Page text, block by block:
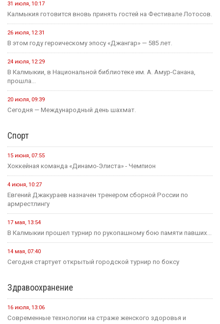
31 июля, 10:17
Калмыкия готовится вновь принять гостей на Фестивале Лотосов.
26 июля, 12:31
В этом году героическому эпосу «Джангар» — 585 лет.
24 июля, 12:29
В Калмыкии, в Национальной библиотеке им. А. Амур-Санана,
прошла...
20 июля, 09:39
Сегодня — Международный день шахмат.
Спорт
15 июня, 07:55
Хоккейная команда «Динамо-Элиста» - Чемпион
4 июня, 10:27
Евгений Джакураев назначен тренером сборной России по
армрестлингу
17 мая, 13:54
В Калмыкии прошел турнир по рукопашному бою памяти павших...
14 мая, 07:40
Сегодня стартует открытый городской турнир по боксу
Здравоохранение
16 июля, 13:06
Современные технологии на страже женского здоровья и